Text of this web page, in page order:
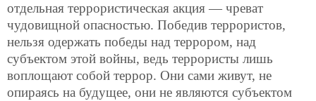
отдельная террористическая акция — чреват
чудовищной опасностью. Победив террористов,
нельзя одержать победы над террором, над
субъектом этой войны, ведь террористы лишь
воплощают собой террор. Они сами живут, не
опираясь на будущее, они не являются субъектом